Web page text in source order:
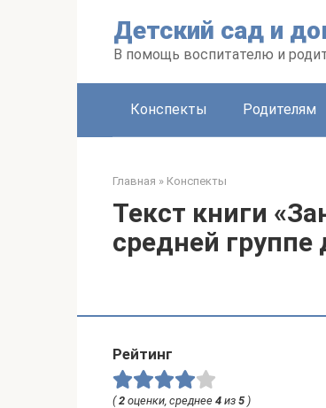
Детский сад и
В помощь воспитателю и
Конспекты Родителям
Главная » Конспекты
Текст книги
средней группе
Рейтинг
(2 оценки, среднее 4 из 5 )